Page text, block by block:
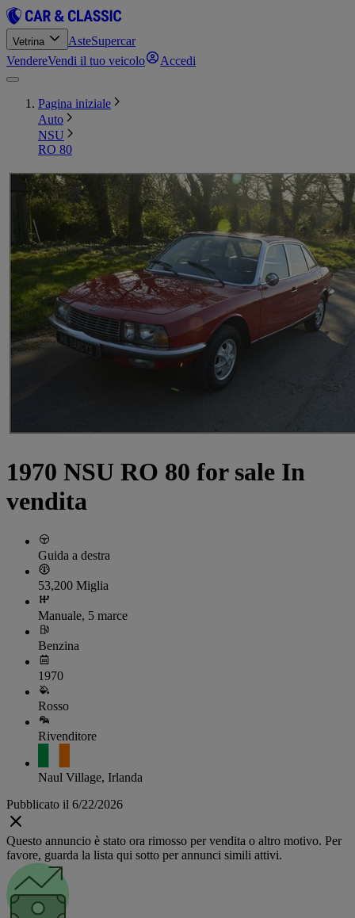
Vetrina AsteSupercar
VendereVendi il tuo veicolo Accedi
Pagina iniziale
Auto
NSU
RO 80
1970 NSU RO 80 for sale In
vendita
Guida a destra
53,200 Miglia
Manuale, 5 marce
Benzina
1970
Rosso
Rivenditore
Naul Village, Irlanda
Pubblicato il 6/22/2026
Questo annuncio è stato ora rimosso per vendita o altro motivo. Per
favore, guarda la lista qui sotto per annunci simili attivi.